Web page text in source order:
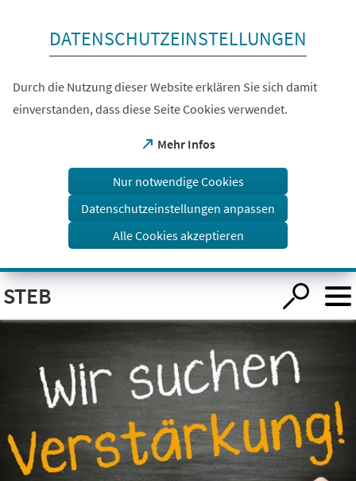
Visuelle
Assistenzsoftware
öffnen.
DATENSCHUTZEINSTELLUNGEN
Durch die Nutzung dieser Website erklären Sie sich damit
einverstanden, dass diese Seite Cookies verwendet.
Mehr Infos
(Öffnet
einem
Tab)
Nur notwendige Cookies
Datenschutzeinstellungen anpassen
Alle Cookies akzeptieren
STEB